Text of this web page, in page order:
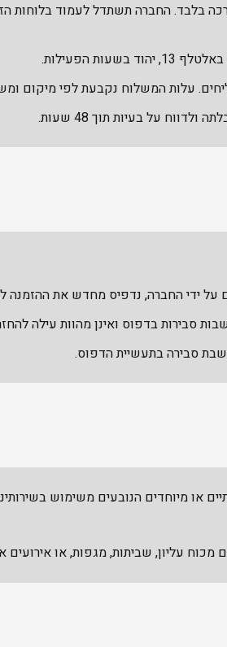
בלבד. החברה תשתדל לעמוד בלוחות
הפעילות.
עלות המשלוח נקבעת לפי מיקום
על בעיות תוך 48 שעות.
על ידי החברה, נדפיס מחדש את ההזמנה
או מיוחדים הנובעים משימוש
מכוח עליון, שביתות, מגפות, או